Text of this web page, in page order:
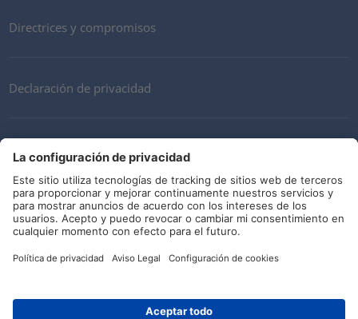
Directrices y compromisos
Declaración de privacidad
Mi cuenta
Términos y Condiciones
Descargo de responsabilidad
Redes sociales